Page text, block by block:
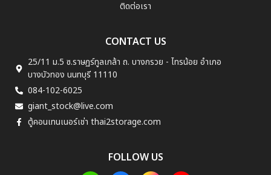
ติดต่อเรา
CONTACT US
25/11 ม.5 ซ.ราษฏร์ทูลเกล้า ถ. บางกรวย - ไทรน้อย อำเภอ
บางบัวทอง นนทบุรี 11110
084-102-6025
giant_stock@live.com
ตู้คอนเทนเนอร์เช่า thai2storage.com
FOLLOW US